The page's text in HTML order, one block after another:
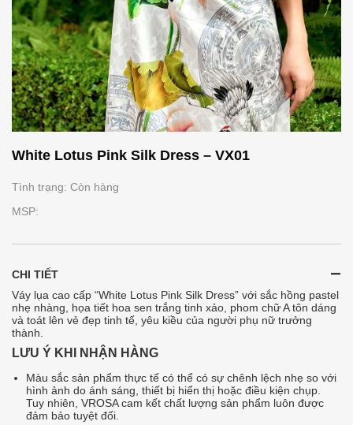
White Lotus Pink Silk Dress – VX01
Tình trạng: Còn hàng
MSP:
CHI TIẾT
Váy lụa cao cấp “White Lotus Pink Silk Dress” với sắc hồng pastel
nhẹ nhàng, họa tiết hoa sen trắng tinh xảo, phom chữ A tôn dáng
và toát lên vẻ đẹp tinh tế, yêu kiều của người phụ nữ trưởng
thành.
LƯU Ý KHI NHẬN HÀNG
Màu sắc sản phẩm thực tế có thể có sự chênh lệch nhẹ so với
hình ảnh do ánh sáng, thiết bị hiển thị hoặc điều kiện chụp.
Tuy nhiên, VROSA cam kết chất lượng sản phẩm luôn được
đảm bảo tuyệt đối.